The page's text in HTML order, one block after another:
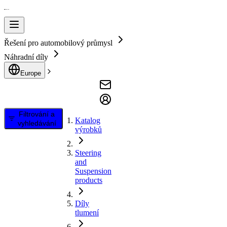
Řešení pro automobilový průmysl
Náhradní díly
Europe
Filtrování a
vyhledávání
Katalog
výrobků
Steering
and
Suspension
products
Díly
tlumení